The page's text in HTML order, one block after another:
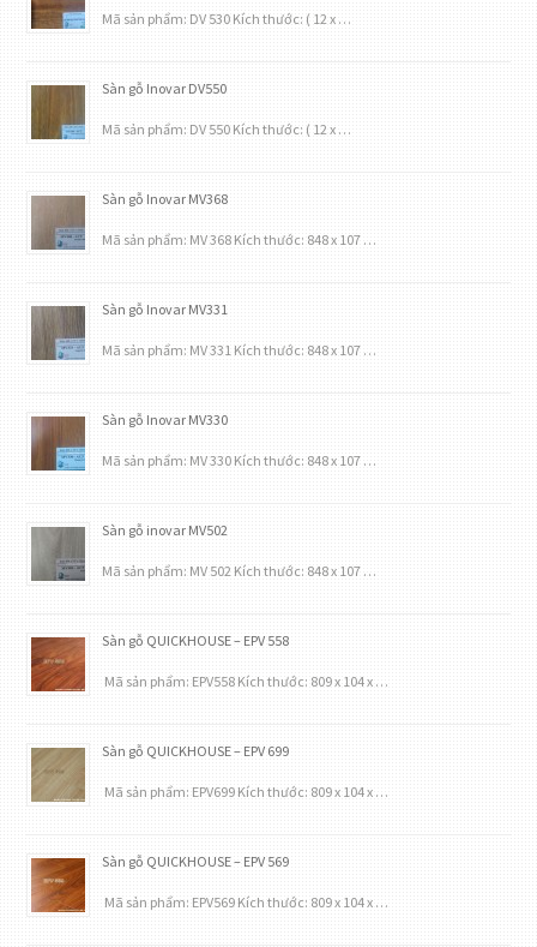
Mã sản phẩm: DV 530 Kích thước: ( 12 x …
Sàn gỗ Inovar DV550
Mã sản phẩm: DV 550 Kích thước: ( 12 x …
Sàn gỗ Inovar MV368
Mã sản phẩm: MV 368 Kích thước: 848 x 107 …
Sàn gỗ Inovar MV331
Mã sản phẩm: MV 331 Kích thước: 848 x 107 …
Sàn gỗ Inovar MV330
Mã sản phẩm: MV 330 Kích thước: 848 x 107 …
Sàn gỗ inovar MV502
Mã sản phẩm: MV 502 Kích thước: 848 x 107 …
Sàn gỗ QUICKHOUSE – EPV 558
Mã sản phẩm: EPV558 Kích thước: 809 x 104 x …
Sàn gỗ QUICKHOUSE – EPV 699
Mã sản phẩm: EPV699 Kích thước: 809 x 104 x …
Sàn gỗ QUICKHOUSE – EPV 569
Mã sản phẩm: EPV569 Kích thước: 809 x 104 x …